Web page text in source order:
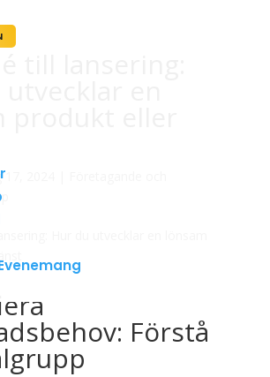
till lansering:
en
produkt eller
2024
Förstå